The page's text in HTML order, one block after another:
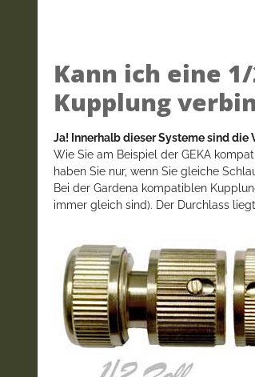
Kann ich eine
Kupplung
Ja! Innerhalb dieser Systeme sind
Wie Sie am Beispiel der GEKA
haben Sie nur, wenn Sie gleiche
Bei der Gardena kompatiblen
immer gleich sind). Der Durchlass